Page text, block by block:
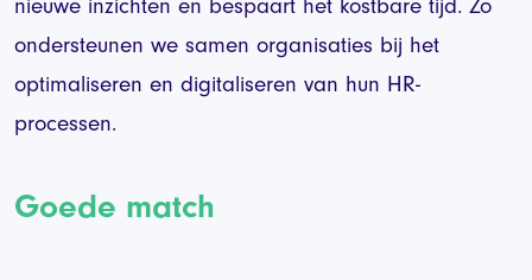
nieuwe inzichten en bespaart het kostbare tijd. Zo
ondersteunen we samen organisaties bij het
optimaliseren en digitaliseren van hun HR-
processen.
Goede match